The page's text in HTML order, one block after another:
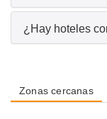
¿Hay hoteles
Zonas cercanas